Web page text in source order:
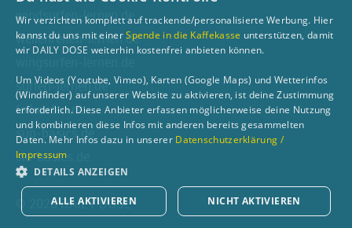
windsurfen-lernen.de
wellenreiten-lernen.de
surfen-lernen.de
foilsurfen.de
sup-basics.de
ski-basics.de
© 2026 DAILY DOSE
GERMAN
Wir verzichten komplett auf trackende/personalisierte Werbung. Hier
kannst du uns mit einerSpende in die Kaffekasse unterstützen, damit
wir DAILY DOSE weiterhin kostenfrei anbieten können.
Um Videos (Youtube, Vimeo), Karten (Google Maps) und Wetterinfos
(Windfinder) auf unserer Website zu aktivieren, ist deine Zustimmung
erforderlich. Diese Anbieter erfassen möglicherweise deine Nutzung
und kombinieren diese Infos mit anderen bereits gesammelten
Daten. Mehr Infos dazu in unserer Datenschutzerklärung /
Impressum
DETAILS ANZEIGEN
ALLE AKTIVIEREN NICHT AKTIVIEREN